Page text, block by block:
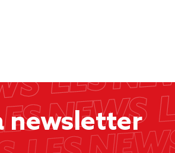
newsletter